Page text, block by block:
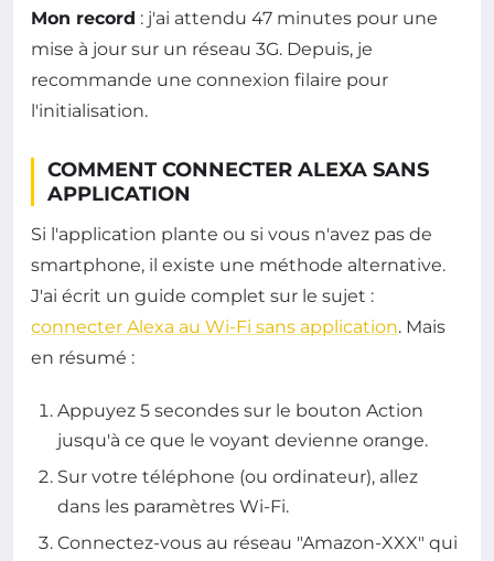
Mon record : j'ai attendu 47 minutes pour une
mise à jour sur un réseau 3G. Depuis, je
recommande une connexion filaire pour
l'initialisation.
COMMENT CONNECTER ALEXA SANS
APPLICATION
Si l'application plante ou si vous n'avez pas de
smartphone, il existe une méthode alternative.
J'ai écrit un guide complet sur le sujet :
connecter Alexa au Wi-Fi sans application. Mais
en résumé :
Appuyez 5 secondes sur le bouton Action
jusqu'à ce que le voyant devienne orange.
Sur votre téléphone (ou ordinateur), allez
dans les paramètres Wi-Fi.
Connectez-vous au réseau "Amazon-XXX" qui